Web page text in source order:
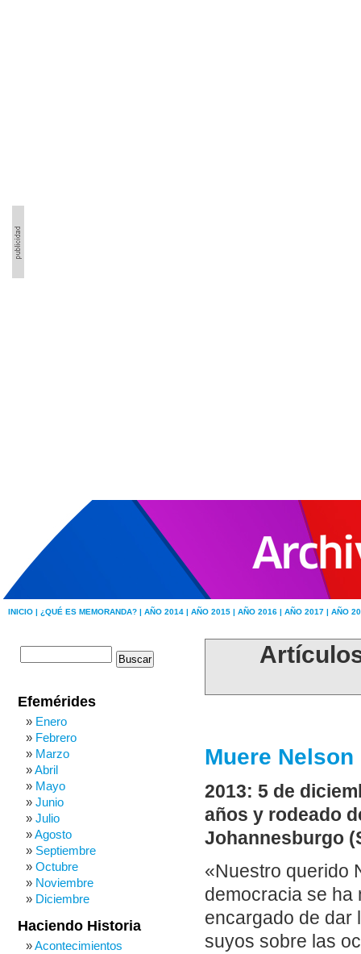
INICIO | ¿QUÉ ES MEMORANDA? | AÑO 2014 | AÑO 2015 | AÑO 2016 | AÑO 2017 | AÑO
Muere Nelson
2013: 5 de
años y rodeado
Johannesburgo
«Nuestro querido
democracia se ha
encargado de dar
suyos sobre las
Efemérides
Enero
Febrero
Marzo
Abril
Mayo
Junio
Julio
Agosto
Septiembre
Octubre
Noviembre
Diciembre
Haciendo Historia
Acontecimientos